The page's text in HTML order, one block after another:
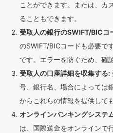
ことができます。または、カ
ることもできます。
受取人の銀行のSWIFT/BICコ
のSWIFT/BICコードも必要で
です。エラーを防ぐため、確
受取人の口座詳細を収集する:
号、銀行名、場合によっては
からこれらの情報を提供して
オンラインバンキングシステ
は、国際送金をオンラインで